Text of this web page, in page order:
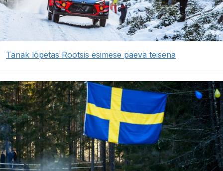
Tänak lõpetas Rootsis esimese päeva teisena